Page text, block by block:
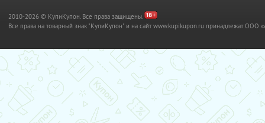
2010-2026 © КупиКупон. Все права защищены.
Все права на товарный знак "КупиКупон" и на сайт www.kupikupon.ru принадлежат